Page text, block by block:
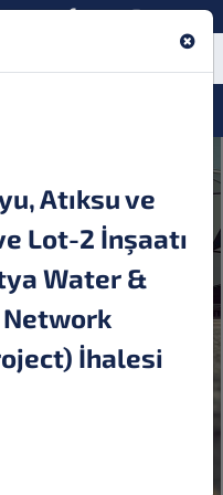
English
Atıksu ve
Lot-2 İnşaatı
Water &
İhalesi